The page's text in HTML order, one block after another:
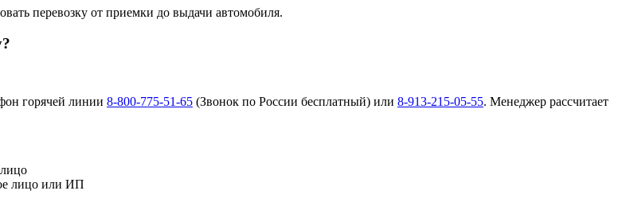
перевозку от приемки до выдачи автомобиля.
горячей линии 8-800-775-51-65 (Звонок по России бесплатный) или 8-913-215-05-55. Менеджер рассчитает
лицо или ИП